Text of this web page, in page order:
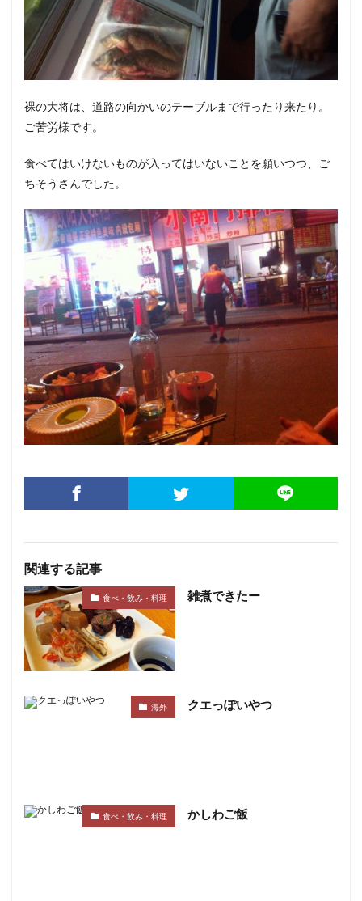
裸の大将は、道路の向かいのテーブルまで行ったり来たり。
ご苦労様です。
食べてはいけないものが入ってはいないことを願いつつ、ご
ちそうさんでした。
関連する記事
食べ・飲み・料理 雑煮できたー
海外 クエっぽいやつ
食べ・飲み・料理 かしわご飯